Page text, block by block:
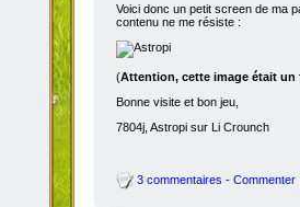
Voici donc un petit screen de ma
contenu ne me résiste :
(Attention, cette image était un
Bonne visite et bon jeu,
7804j, Astropi sur Li Crounch
3 commentaires - Commenter